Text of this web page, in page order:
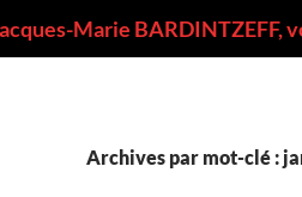
Marie BARDINTZEFF,
Archives par mot-clé :